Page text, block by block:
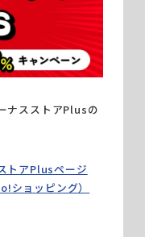
Inc. All rights reserved.
ナスストアPlusの
トアPlusページ
ョッピング）